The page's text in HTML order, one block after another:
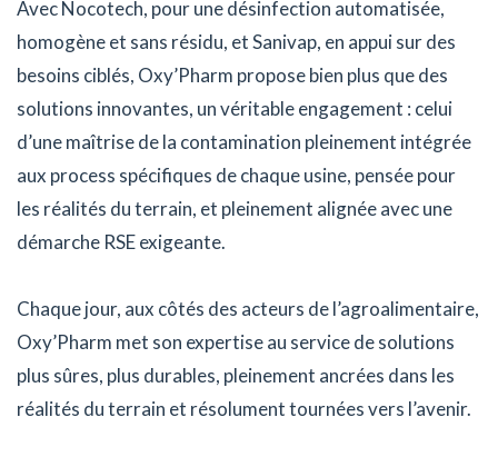
Avec Nocotech, pour une désinfection automatisée,
homogène et sans résidu, et Sanivap, en appui sur des
besoins ciblés, Oxy’Pharm propose bien plus que des
solutions innovantes, un véritable engagement : celui
d’une maîtrise de la contamination pleinement intégrée
aux process spécifiques de chaque usine, pensée pour
les réalités du terrain, et pleinement alignée avec une
démarche RSE exigeante.
Chaque jour, aux côtés des acteurs de l’agroalimentaire,
Oxy’Pharm met son expertise au service de solutions
plus sûres, plus durables, pleinement ancrées dans les
réalités du terrain et résolument tournées vers l’avenir.